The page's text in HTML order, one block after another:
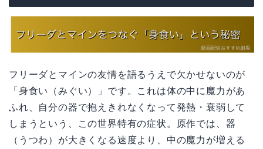
フリーダとマインの友情を語るうえで欠かせないのが
「身食い（みぐい）」です。これは体の中に魔力があ
ふれ、自分の器で抱えきれなくなって発熱・衰弱して
しまうという、この世界特有の症状。原作では、器
（うつわ）が大きくなる速度より、中の魔力が増える